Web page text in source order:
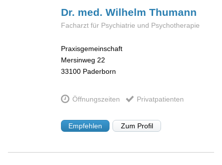
Dr. med. WilhelmThumann
Facharzt für Psychiatrie und Psychotherapie
Praxisgemeinschaft
Mersinweg 22
33100 Paderborn
Öffnungszeiten Privatpatienten
Empfehlen Zum Profil